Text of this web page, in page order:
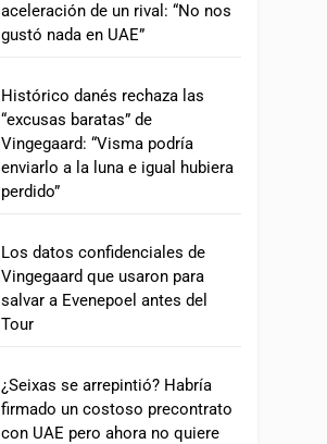
aceleración de un rival: “No nos
gustó nada en UAE”
Histórico danés rechaza las
“excusas baratas” de
Vingegaard: “Visma podría
enviarlo a la luna e igual hubiera
perdido”
Los datos confidenciales de
Vingegaard que usaron para
salvar a Evenepoel antes del
Tour
¿Seixas se arrepintió? Habría
firmado un costoso precontrato
con UAE pero ahora no quiere